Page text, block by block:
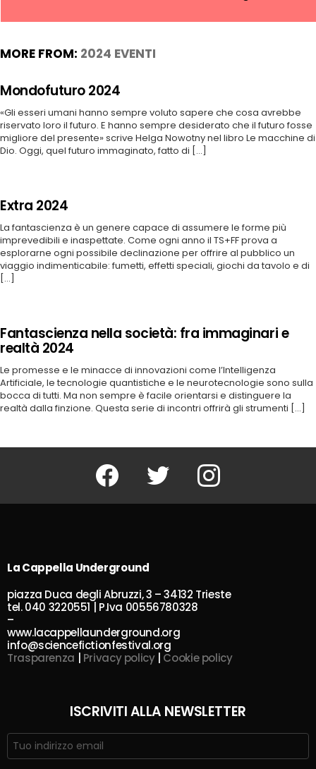
MORE FROM: 2024 EVENTI
Mondofuturo 2024
«Gli esseri umani hanno sempre voluto sapere che cosa avrebbe
riservato loro il futuro. E hanno sempre desiderato che il futuro fosse
migliore del presente» scrive Helga Nowotny nel libro Le macchine di
Dio. Oggi, quel futuro immaginato, fatto di [...]
Extra 2024
La fantascienza è un genere capace di assumere le forme più
imprevedibili e inaspettate. Come ogni anno il TS+FF prova a
esplorarne ogni possibile declinazione per offrire al pubblico un
viaggio indimenticabile: fumetti, effetti speciali, giochi da tavolo e di
[...]
Fantascienza nella società: fra immaginari e
realtà 2024
Le promesse e le minacce di innovazioni come l’Intelligenza
Artificiale, le tecnologie quantistiche e le neurotecnologie sono sulla
bocca di tutti. Ma non sempre è facile orientarsi e distinguere la
realtà dalla finzione. Questa serie di incontri offrirà gli strumenti [...]
Facebook Twitter Instagram
La Cappella Underground
piazza Duca degli Abruzzi, 3 – 34132 Trieste
tel. 040 3220551 | P.Iva 00556780328
–
www.lacappellaunderground.org
info@sciencefictionfestival.org
Trasparenza
Privacy policy| Cookie policy
ISCRIVITI ALLA NEWSLETTER